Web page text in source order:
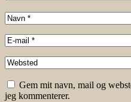
Gem mit navn, mail og
jeg kommenterer.